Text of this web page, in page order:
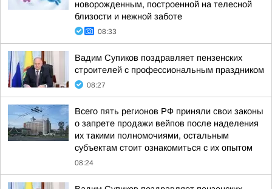
новорожденным, построенной на телесной
близости и нежной заботе
08:33
Вадим Супиков поздравляет пензенских
строителей с профессиональным праздником
08:27
Всего пять регионов РФ приняли свои законы
о запрете продажи вейпов после наделения
их такими полномочиями, остальным
субъектам стоит ознакомиться с их опытом
08:24